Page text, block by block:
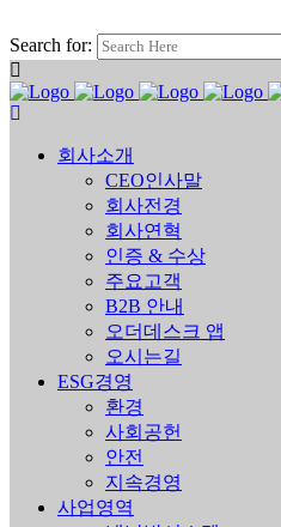
Search for:
회사소개
CEO인사말
회사전경
회사연혁
인증 & 수상
주요고객
B2B 안내
오더데스크 앱
오시는길
ESG경영
환경
사회공헌
안전
지속경영
사업영역